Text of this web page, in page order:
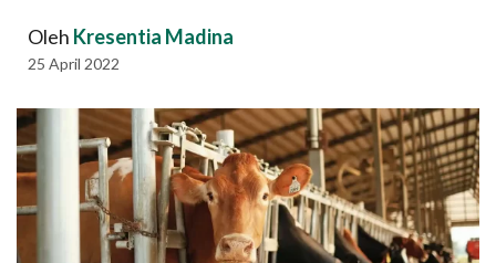
Oleh Kresentia Madina
25 April 2022